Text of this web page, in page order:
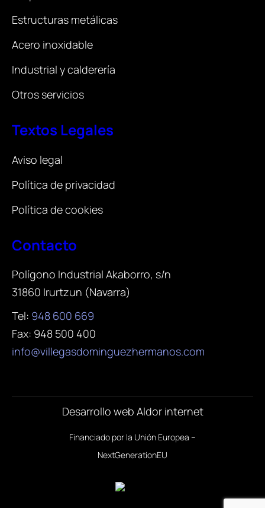
Estructuras metálicas
Acero inoxidable
Industrial y calderería
Otros servicios
Textos Legales
Aviso legal
Política de privacidad
Política de cookies
Contacto
Polígono Industrial Akaborro, s/n
31860 Irurtzun (Navarra)
Tel: 948 600 669
Fax: 948 500 400
info@villegasdominguezhermanos.com
Desarrollo web Aldor internet
Financiado por la Unión Europea –
NextGenerationEU